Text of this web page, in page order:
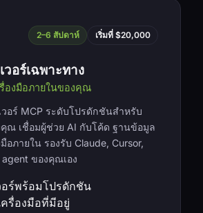
2–6 สัปดาห์ เริ่มที่ $20,000
วอร์เฉพาะทาง
องมือภายในของคุณ
วอร์ MCP ระดับโปรดักชันสำหรับ
คุณ เชื่อมผู้ช่วย AI กับโค้ด ฐานข้อมูล
อภายใน รองรับ Claude, Cursor,
ของคุณเอง
อร์พร้อมโปรดักชัน
ครื่องมือที่มีอยู่